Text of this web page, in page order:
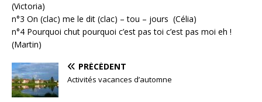
(Victoria)
n°3 On (clac) me le dit (clac) – tou – jours (Célia)
n°4 Pourquoi chut pourquoi c’est pas toi c’est pas moi eh !
(Martin)
PRÉCÉDENT
Activités vacances d’automne